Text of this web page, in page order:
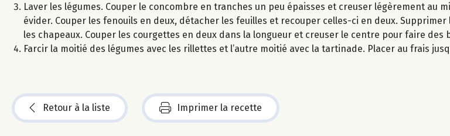
Laver les légumes. Couper le concombre en tranches un peu épaisses et creuser légèrement au
évider. Couper les fenouils en deux, détacher les feuilles et recouper celles-ci en deux.
les chapeaux. Couper les courgettes en deux dans la longueur et creuser le centre pour faire des
Farcir la moitié des légumes avec les rillettes et l’autre moitié avec la tartinade. Placer au frais
Retour à la liste Imprimer la recette